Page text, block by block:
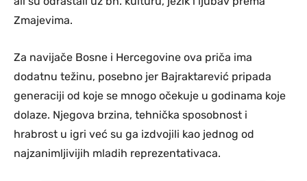
Zmajevima.
Za navijače Bosne i Hercegovine ova priča ima
dodatnu težinu, posebno jer Bajraktarević pripada
generaciji od koje se mnogo očekuje u godinama koje
dolaze. Njegova brzina, tehnička sposobnost i
hrabrost u igri već su ga izdvojili kao jednog od
najzanimljivijih mladih reprezentativaca.